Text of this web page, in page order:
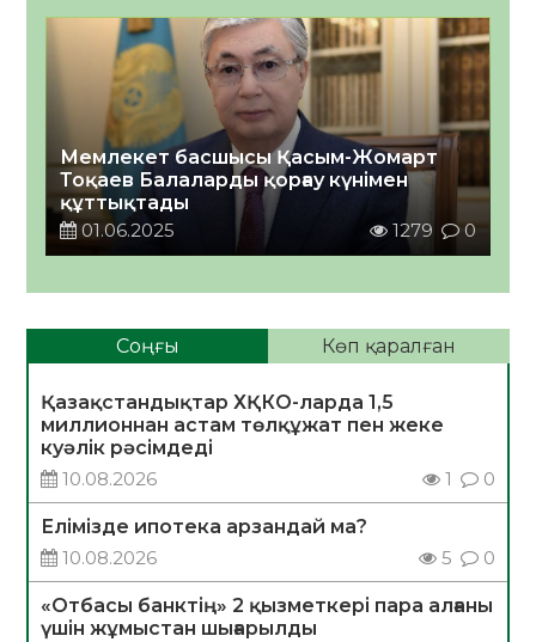
Мемлекет басшысы Қасым-Жомарт
Тоқаев Балаларды қорғау күнімен
құттықтады
01.06.2025
1279 0
Соңғы Көп қаралған
Қазақстандықтар ХҚКО-ларда 1,5
миллионнан астам төлқұжат пен жеке
куәлік рәсімдеді
10.08.2026
1 0
Елімізде ипотека арзандай ма?
10.08.2026
5 0
«Отбасы банктің» 2 қызметкері пара алғаны
үшін жұмыстан шығарылды